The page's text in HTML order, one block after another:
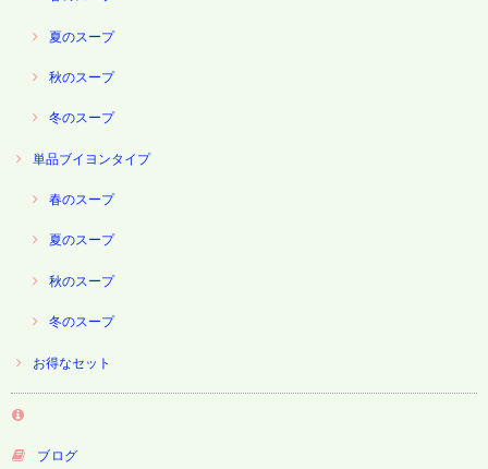
夏のスープ
秋のスープ
冬のスープ
単品ブイヨンタイプ
春のスープ
夏のスープ
秋のスープ
冬のスープ
お得なセット
ブログ